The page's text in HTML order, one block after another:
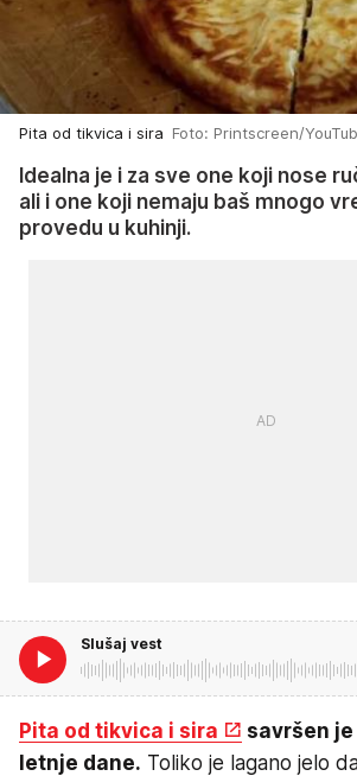
Pita od tikvica i sira Foto: Printscreen/
Idealna je i za sve one koji nose
ali i one koji nemaju baš mnogo
provedu u kuhinji.
Slušaj vest
Pita od tikvica i sira
savršen
letnje dane. Toliko je lagano jelo